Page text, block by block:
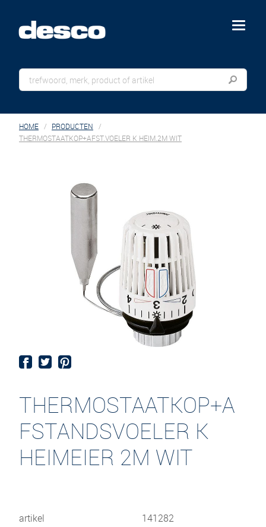
menu
HOME
PRODUCTEN
THERMOSTAATKOP+AFST.VOELER K HEIM.2M WIT
THERMOSTAATKOP+A
FSTANDSVOELER K
HEIMEIER 2M WIT
artikel
141282